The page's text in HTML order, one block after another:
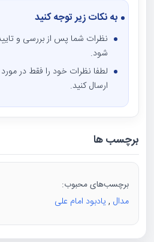
به نکات زیر توجه کنید
نظرات شما پس از بررسی و
شود.
لطفا نظرات خود را فقط در مورد
ارسال کنید.
برچسب ها
برچسب‌های محبوب:
مدال , یادبود امام علی